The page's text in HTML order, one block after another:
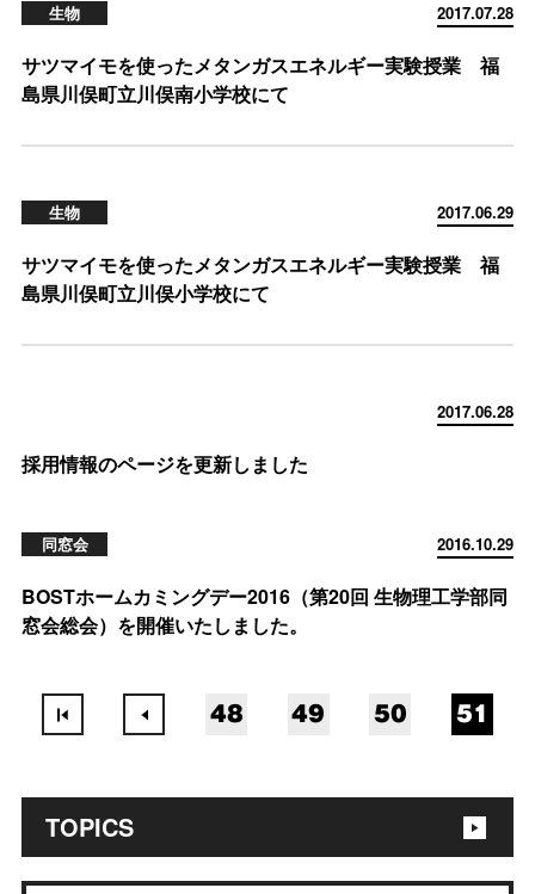
TOPICS
2017.07.28
生物
サツマイモを使ったメタンガスエネルギー実験授業 福
島県川俣町立川俣南小学校にて
2017.06.29
生物
サツマイモを使ったメタンガスエネルギー実験授業 福
島県川俣町立川俣小学校にて
2017.06.28
採用情報のページを更新しました
2016.10.29
同窓会
BOSTホームカミングデー2016（第20回 生物理工学部同
窓会総会）を開催いたしました。
48 49 50 51